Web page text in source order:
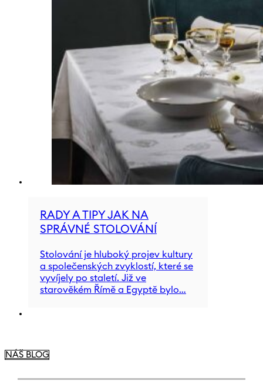
RADY A TIPY JAK NA
SPRÁVNÉ STOLOVÁNÍ
Stolování je hluboký projev kultury
a společenských zvyklostí, které se
vyvíjely po staletí. Již ve
starověkém Římě a Egyptě bylo…
NÁŠ BLOG